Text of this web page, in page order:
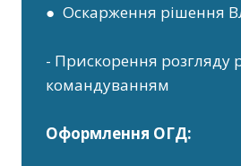
● Оскарження рішення
- Прискорення розгляду
командуванням
Оформлення ОГД: